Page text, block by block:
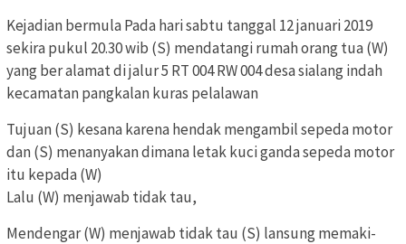
Kejadian bermula Pada hari sabtu tanggal 12 januari 2019
sekira pukul 20.30 wib (S) mendatangi rumah orang tua (W)
yang ber alamat di jalur 5 RT 004 RW 004 desa sialang indah
kecamatan pangkalan kuras pelalawan
Tujuan (S) kesana karena hendak mengambil sepeda motor
dan (S) menanyakan dimana letak kuci ganda sepeda motor
itu kepada (W)
Lalu (W) menjawab tidak tau,
Mendengar (W) menjawab tidak tau (S) lansung memaki-